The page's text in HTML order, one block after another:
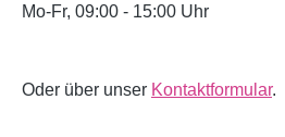
Mo-Fr, 09:00 - 15:00 Uhr
Oder über unser Kontaktformular.